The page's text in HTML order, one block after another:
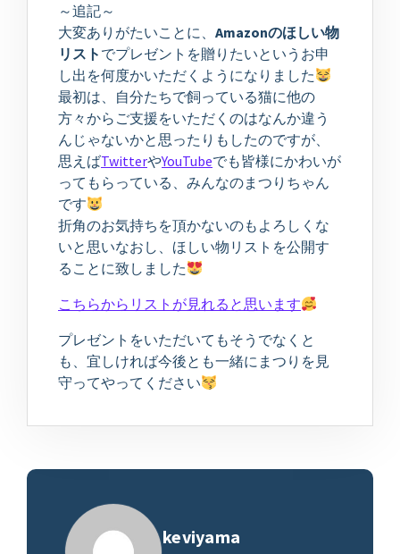
～追記～
大変ありがたいことに、 Amazonのほしい物
リスト でプレゼントを贈りたいというお申
し出を何度かいただくようになりました
最初は、自分たちで飼っている猫に他の
方々からご支援をいただくのはなんか違う
んじゃないかと思ったりもしたのですが、
思えばTwitterやYouTubeでも皆様にかわいが
ってもらっている、みんなのまつりちゃん
です
折角のお気持ちを頂かないのもよろしくな
いと思いなおし、ほしい物リストを公開す
ることに致しました
こちらからリストが見れると思います
プレゼントをいただいてもそうでなくと
も、宜しければ今後とも一緒にまつりを見
守ってやってください
keviyama